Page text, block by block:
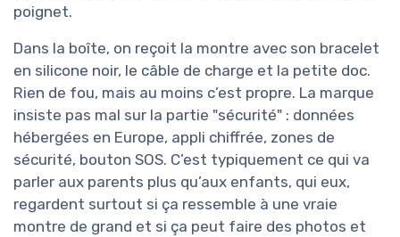
poignet.
Dans la boîte, on reçoit la montre avec son bracelet
en silicone noir, le câble de charge et la petite doc.
Rien de fou, mais au moins c’est propre. La marque
insiste pas mal sur la partie "sécurité" : données
hébergées en Europe, appli chiffrée, zones de
sécurité, bouton SOS. C’est typiquement ce qui va
parler aux parents plus qu’aux enfants, qui eux,
regardent surtout si ça ressemble à une vraie
montre de grand et si ça peut faire des photos et